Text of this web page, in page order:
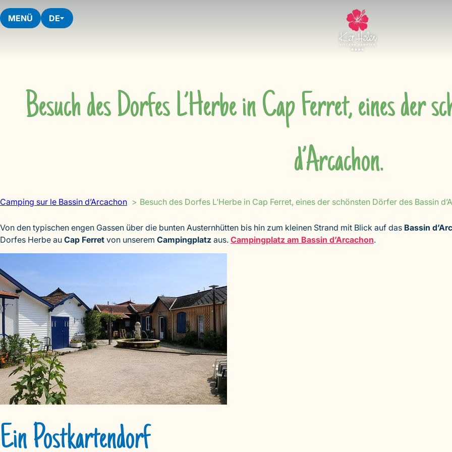
Skip
to
content
MENÜ DE
Besuch des Dorfes L’Herbe in Cap Ferret, eines der
d’Arcachon.
Camping sur le Bassin d’Arcachon Besuch des Dorfes L’Herbe in Cap Ferret, eines der schönsten Dörfer des Bassin
Von den typischen engen Gassen über die bunten Austernhütten bis hin zum kleinen Strand mit Blick auf das Bassin
Dorfes Herbe au Cap Ferret von unserem Campingplatz aus. Campingplatz am Bassin d’Arcachon.
Ein Postkartendorf